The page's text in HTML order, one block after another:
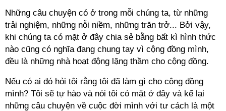
Những câu chuyện có ở trong mỗi chúng ta, từ những
trải nghiệm, những nỗi niềm, những trăn trở... Bởi vậy,
khi chúng ta có mặt ở đây chia sẻ bằng bất kì hình thức
nào cũng có nghĩa đang chung tay vì cộng đồng mình,
đều là những nhà hoạt động lặng thầm cho cộng đồng.
Nếu có ai đó hỏi tôi rằng tôi đã làm gì cho cộng đồng
mình? Tôi sẽ tự hào và nói tôi có mặt ở đây và kể lại
những câu chuyện về cuộc đời mình với tư cách là một